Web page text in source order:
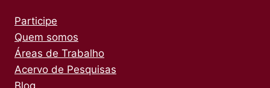
Participe
Quem somos
Áreas de Trabalho
Acervo de Pesquisas
Blog